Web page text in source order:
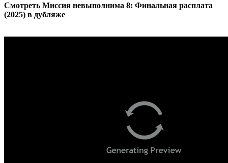
Смотреть Миссия невыполнима 8: Финальная расплата
(2025) в дубляже